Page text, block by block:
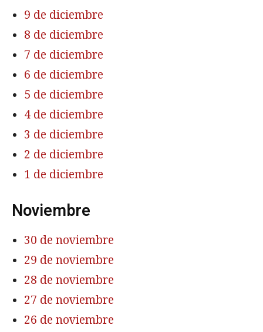
9 de diciembre
8 de diciembre
7 de diciembre
6 de diciembre
5 de diciembre
4 de diciembre
3 de diciembre
2 de diciembre
1 de diciembre
Noviembre
30 de noviembre
29 de noviembre
28 de noviembre
27 de noviembre
26 de noviembre